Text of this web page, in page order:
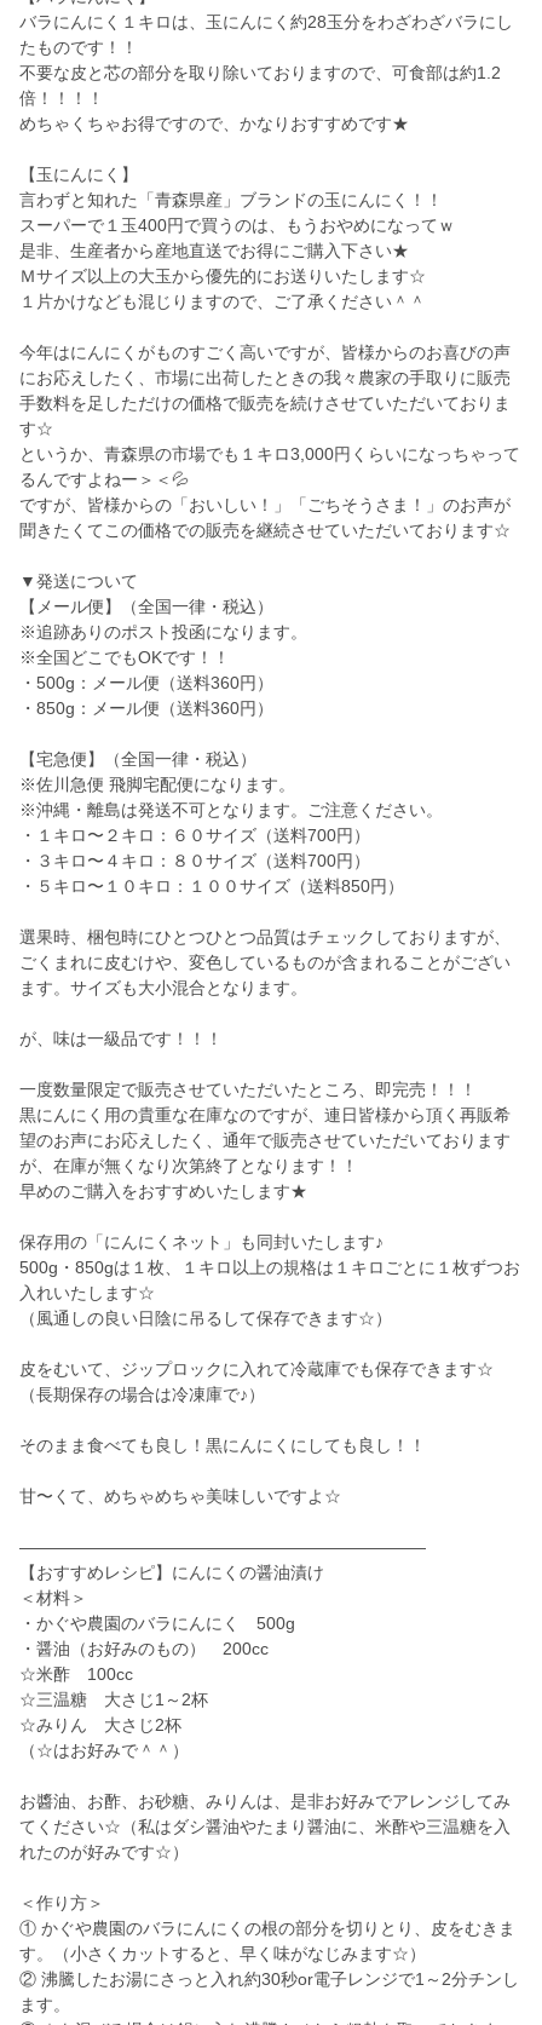
バラにんにく１キロは、玉にんにく約28玉分をわざわざバラにし
たものです！！
不要な皮と芯の部分を取り除いておりますので、可食部は約1.2
倍！！！！
めちゃくちゃお得ですので、かなりおすすめです★
【玉にんにく】
言わずと知れた「青森県産」ブランドの玉にんにく！！
スーパーで１玉400円で買うのは、もうおやめになってｗ
是非、生産者から産地直送でお得にご購入下さい★
Ｍサイズ以上の大玉から優先的にお送りいたします☆
１片かけなども混じりますので、ご了承ください＾＾
今年はにんにくがものすごく高いですが、皆様からのお喜びの声
にお応えしたく、市場に出荷したときの我々農家の手取りに販売
手数料を足しただけの価格で販売を続けさせていただいておりま
す☆
というか、青森県の市場でも１キロ3,000円くらいになっちゃって
るんですよねー＞＜💦
ですが、皆様からの「おいしい！」「ごちそうさま！」のお声が
聞きたくてこの価格での販売を継続させていただいております☆
▼発送について
【メール便】（全国一律・税込）
※追跡ありのポスト投函になります。
※全国どこでもOKです！！
・500g：メール便（送料360円）
・850g：メール便（送料360円）
【宅急便】（全国一律・税込）
※佐川急便 飛脚宅配便になります。
※沖縄・離島は発送不可となります。ご注意ください。
・１キロ〜２キロ：６０サイズ（送料700円）
・３キロ〜４キロ：８０サイズ（送料700円）
・５キロ〜１０キロ：１００サイズ（送料850円）
選果時、梱包時にひとつひとつ品質はチェックしておりますが、
ごくまれに皮むけや、変色しているものが含まれることがござい
ます。サイズも大小混合となります。
が、味は一級品です！！！
一度数量限定で販売させていただいたところ、即完売！！！
黒にんにく用の貴重な在庫なのですが、連日皆様から頂く再販希
望のお声にお応えしたく、通年で販売させていただいております
が、在庫が無くなり次第終了となります！！
早めのご購入をおすすめいたします★
保存用の「にんにくネット」も同封いたします♪
500g・850gは１枚、１キロ以上の規格は１キロごとに１枚ずつお
入れいたします☆
（風通しの良い日陰に吊るして保存できます☆）
皮をむいて、ジップロックに入れて冷蔵庫でも保存できます☆
（長期保存の場合は冷凍庫で♪）
そのまま食べても良し！黒にんにくにしても良し！！
甘〜くて、めちゃめちゃ美味しいですよ☆
――――――――――――――――――――――――
【おすすめレシピ】にんにくの醤油漬け
＜材料＞
・かぐや農園のバラにんにく 500g
・醤油（お好みのもの） 200cc
☆米酢 100cc
☆三温糖 大さじ1～2杯
☆みりん 大さじ2杯
（☆はお好みで＾＾）
お醬油、お酢、お砂糖、みりんは、是非お好みでアレンジしてみ
てください☆（私はダシ醤油やたまり醤油に、米酢や三温糖を入
れたのが好みです☆）
＜作り方＞
① かぐや農園のバラにんにくの根の部分を切りとり、皮をむきま
す。（小さくカットすると、早く味がなじみます☆）
② 沸騰したお湯にさっと入れ約30秒or電子レンジで1～2分チンし
ます。